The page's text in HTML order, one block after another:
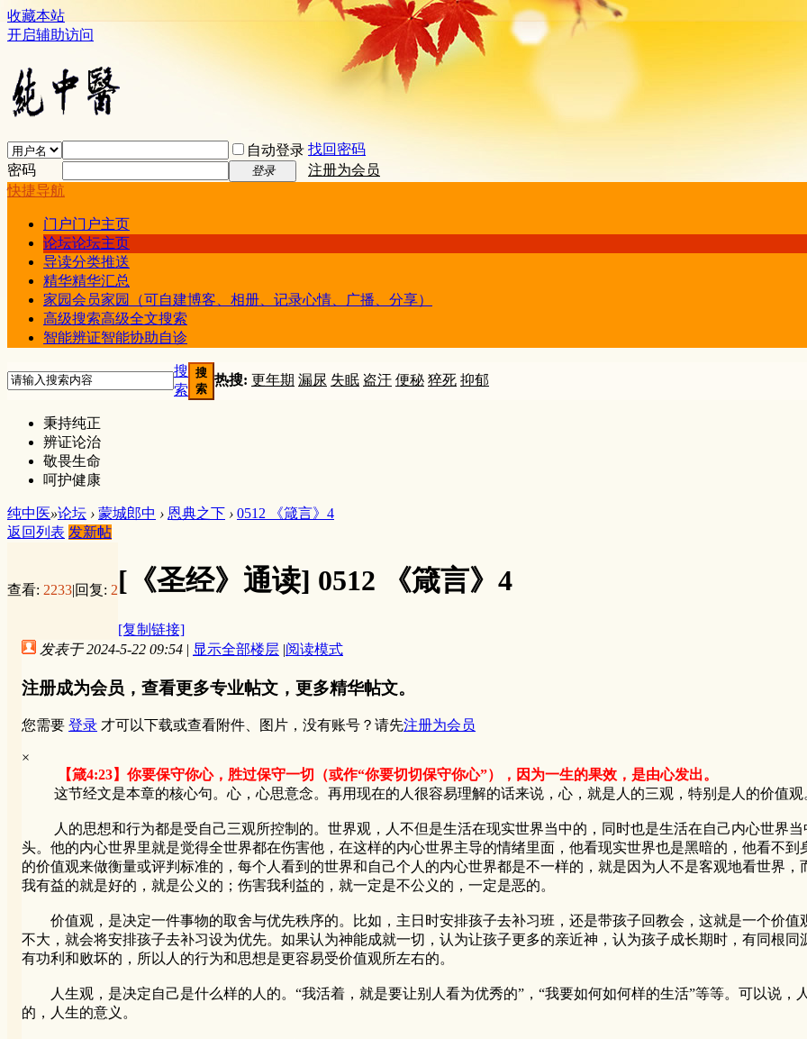
收藏本站
开启辅助访问
自动登录 找回密码
密码
登录
注册为会员
快捷导航
门户门户主页
论坛论坛主页
导读分类推送
精华精华汇总
家园会员家园（可自建博客、相册、记录心情、广播、分享）
高级搜索高级全文搜索
智能辨证智能协助自诊
搜
索
搜
索
热搜: 更年期 漏尿 失眠 盗汗 便秘 猝死 抑郁
秉持纯正
辨证论治
敬畏生命
呵护健康
纯中医»论坛 › 蒙城郎中 › 恩典之下 › 0512 《箴言》4
返回列表 发新帖
查看: 2233|回复: 2[《圣经》通读] 0512 《箴言》4
[复制链接]
发表于 2024-5-22 09:54 | 显示全部楼层 |阅读模式
注册成为会员，查看更多专业帖文，更多精华帖文。
您需要 登录 才可以下载或查看附件、图片，没有账号？请先注册为会员
×
【箴4:23】你要保守你心，胜过保守一切（或作“你要切切保守你心”），因为一生的果效，是由心发出。
这节经文是本章的核心句。心，心思意念。再用现在的人很容易理解的话来说，心，就是人的三观，特别是人的价值观
人的思想和行为都是受自己三观所控制的。世界观，人不但是生活在现实世界当中的，同时也是生活在自己内心世界当
头。他的内心世界里就是觉得全世界都在伤害他，在这样的内心世界主导的情绪里面，他看现实世界也是黑暗的，他看不
的价值观来做衡量或评判标准的，每个人看到的世界和自己个人的内心世界都是不一样的，就是因为人不是客观地看世界
我有益的就是好的，就是公义的；伤害我利益的，就一定是不公义的，一定是恶的。
价值观，是决定一件事物的取舍与优先秩序的。比如，主日时安排孩子去补习班，还是带孩子回教会，这就是一个价值
不大，就会将安排孩子去补习设为优先。如果认为神能成就一切，认为让孩子更多的亲近神，认为孩子成长期时，有同根
有功利和败坏的，所以人的行为和思想是更容易受价值观所左右的。
人生观，是决定自己是什么样的人的。“我活着，就是要让别人看为优秀的”，“我要如何如何样的生活”等等。可以说，
的，人生的意义。